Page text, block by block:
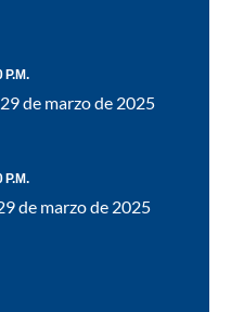
de marzo de 2025
de marzo de 2025